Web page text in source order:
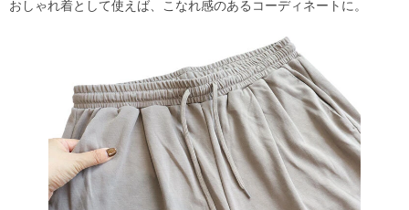
おしゃれ着として使えば、こなれ感のあるコーディネートに。